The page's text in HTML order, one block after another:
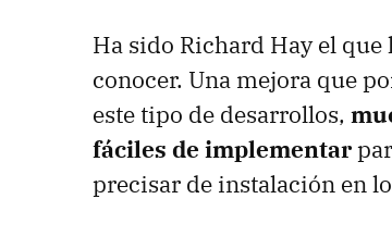
Ha sido Richard Hay el que
conocer. Una mejora que
este tipo de desarrollos,
fáciles de implementar
precisar de instalación en